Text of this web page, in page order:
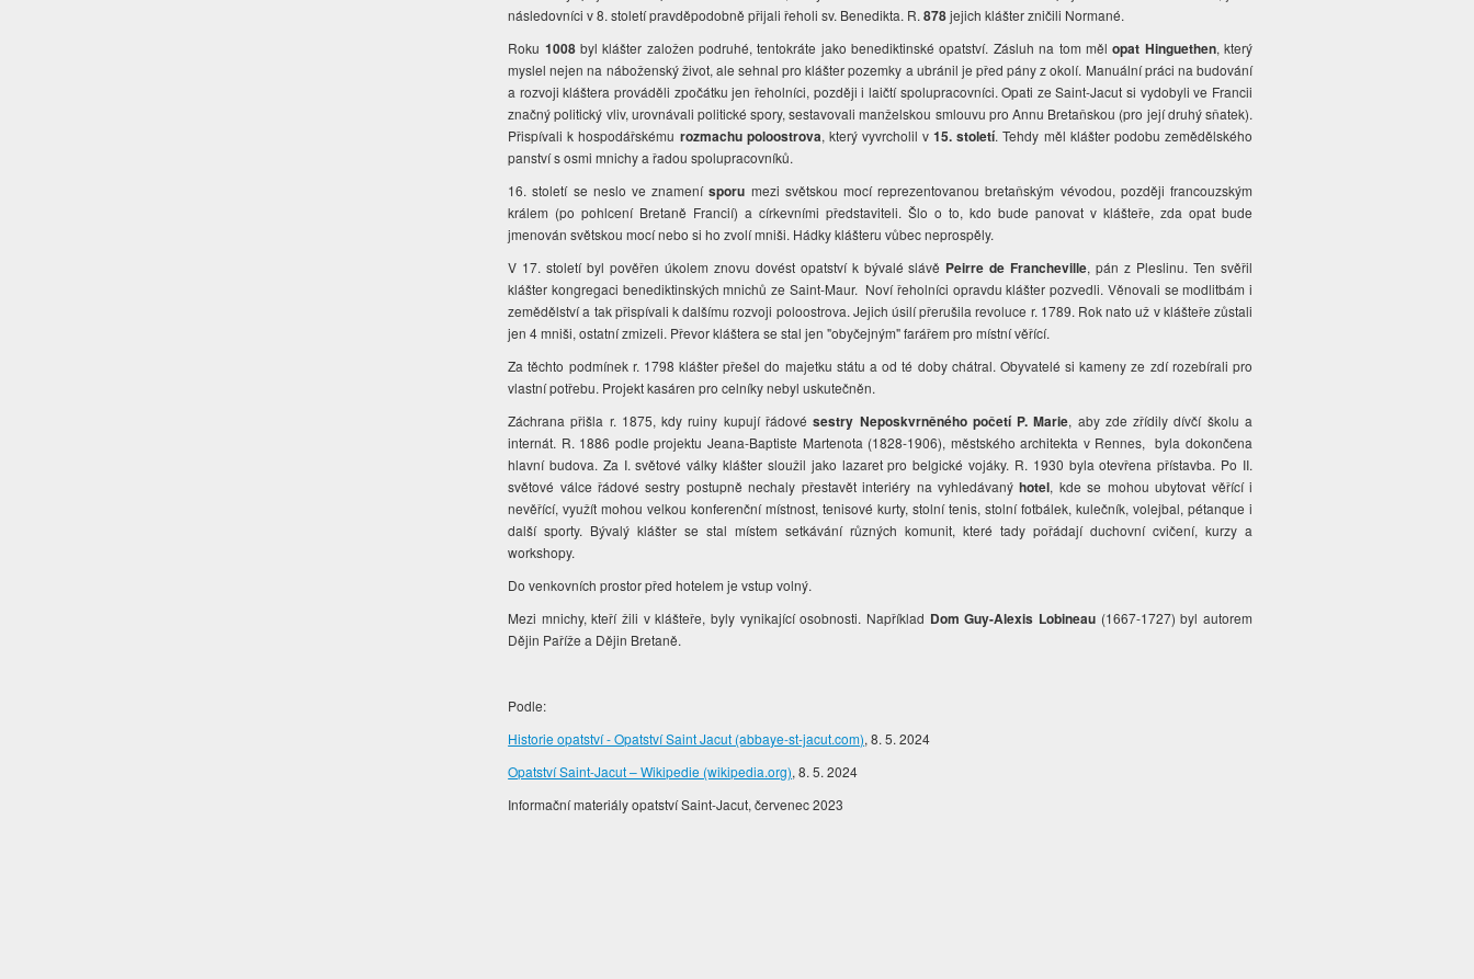
následovníci v 8. století pravděpodobně přijali řeholi sv. Benedikta. R.878jejich klášter zničili Normané.
Roku 1008byl klášter založen podruhé, tentokráte jako benediktinské opatství. Zásluh na tom mělopat Hinguethen, který
myslel nejen na náboženský život, ale sehnal pro klášter pozemky a ubránil je před pány z okolí. Manuální práci na budování
a rozvoji kláštera prováděli zpočátku jen řeholníci, později i laičtí spolupracovníci. Opati ze Saint-Jacut si vydobyli ve Francii
značný politický vliv, urovnávali politické spory, sestavovali manželskou smlouvu pro Annu Bretaňskou (pro její druhý sňatek).
Přispívali k hospodářskému rozmachu poloostrova, který vyvrcholil v15. století. Tehdy měl klášter podobu zemědělského
panství s osmi mnichy a řadou spolupracovníků.
16. století se neslo ve znamenísporu mezi světskou mocí reprezentovanou bretaňským vévodou, později francouzským
králem (po pohlcení Bretaně Francií) a církevními představiteli. Šlo o to, kdo bude panovat v klášteře, zda opat bude
jmenován světskou mocí nebo si ho zvolí mniši. Hádky klášteru vůbec neprospěly.
V 17. století byl pověřen úkolem znovu dovést opatství k bývalé slávě Peirre de Francheville, pán z Pleslinu. Ten svěřil
klášter kongregaci benediktinských mnichů ze Saint-Maur. Noví řeholníci opravdu klášter pozvedli. Věnovali se modlitbám i
zemědělství a tak přispívali k dalšímu rozvoji poloostrova. Jejich úsilí přerušila revoluce r. 1789. Rok nato už v klášteře zůstali
jen 4 mniši, ostatní zmizeli. Převor kláštera se stal jen "obyčejným" farářem pro místní věřící.
Za těchto podmínek r. 1798 klášter přešel do majetku státu a od té doby chátral. Obyvatelé si kameny ze zdí rozebírali pro
vlastní potřebu. Projekt kasáren pro celníky nebyl uskutečněn.
Záchrana přišla r. 1875, kdy ruiny kupují řádovésestry Neposkvrněného početí P. Marie, aby zde zřídily dívčí školu a
internát. R. 1886 podle projektu Jeana-Baptiste Martenota (1828-1906), městského architekta v Rennes, byla dokončena
hlavní budova. Za I. světové války klášter sloužil jako lazaret pro belgické vojáky. R. 1930 byla otevřena přístavba. Po II.
světové válce řádové sestry postupně nechaly přestavět interiéry na vyhledávanýhotel, kde se mohou ubytovat věřící i
nevěřící, využít mohou velkou konferenční místnost, tenisové kurty, stolní tenis, stolní fotbálek, kulečník, volejbal, pétanque i
další sporty. Bývalý klášter se stal místem setkávání různých komunit, které tady pořádají duchovní cvičení, kurzy a
workshopy.
Do venkovních prostor před hotelem je vstup volný.
Mezi mnichy, kteří žili v klášteře, byly vynikající osobnosti. Například Dom Guy-Alexis Lobineau (1667-1727) byl autorem
Dějin Paříže a Dějin Bretaně.
Podle:
Historie opatství - Opatství Saint Jacut (abbaye-st-jacut.com), 8. 5. 2024
Opatství Saint-Jacut – Wikipedie (wikipedia.org), 8. 5. 2024
Informační materiály opatství Saint-Jacut, červenec 2023